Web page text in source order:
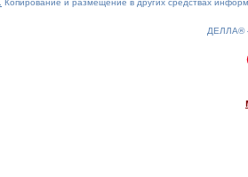
Копирование и размещение в других средствах